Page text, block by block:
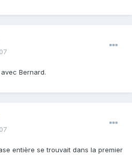
Bernard.
entière se trouvait dans la premier